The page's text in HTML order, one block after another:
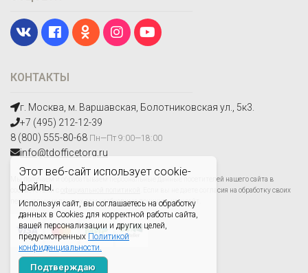
Этот веб-сайт использует cookie-
файлы.
Используя сайт, вы соглашаетесь на обработку
данных в Cookies для корректной работы сайта,
вашей персонализации и других целей,
предусмотренных Политикой
конфиденциальности.
Подтверждаю
КОНТАКТЫ
г. Москва, м. Варшавская, Болотниковская ул., 5к3.
+7 (495) 212-12-39
8 (800) 555-80-68 Пн—Пт 9:00—18:00
info@tdofficetorg.ru
Мы получаем и обрабатываем персональные данные посетителей нашего сайта в
соответствии с
. Если вы не даете согласия на обработку своих
персональных данных,вам необходимо покинуть наш сайт.